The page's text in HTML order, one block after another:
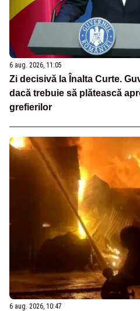
6 aug. 2026, 11:05
Zi decisivă la Înalta Curte.
dacă trebuie să plătească
grefierilor
6 aug. 2026, 10:47